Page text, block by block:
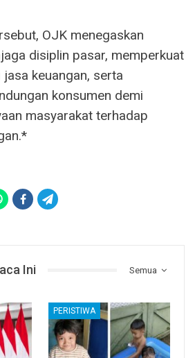
OJK menegaskan
disiplin pasar, memperkuat
keuangan, serta
konsumen demi
masyarakat terhadap
Semua
Ini
PERISTIWA